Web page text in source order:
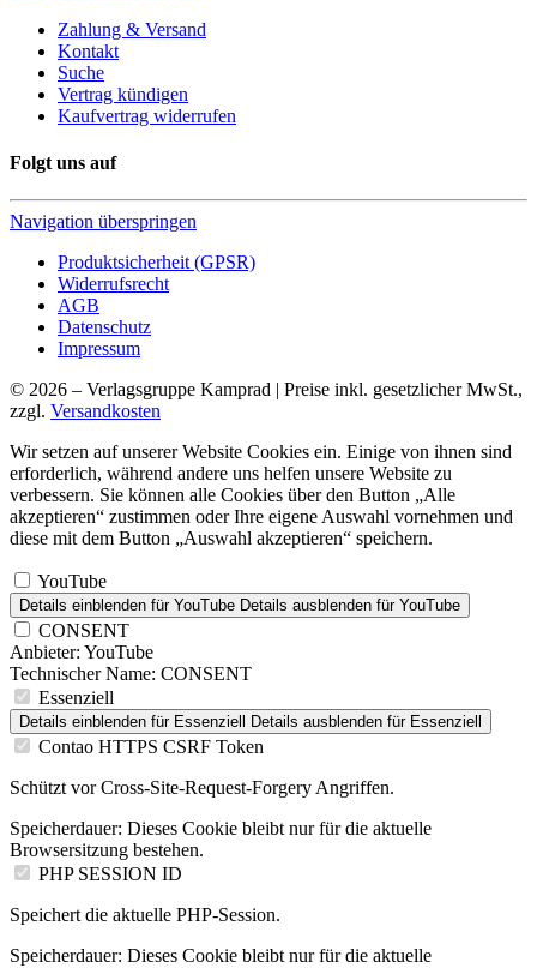
Zahlung & Versand
Kontakt
Suche
Vertrag kündigen
Kaufvertrag widerrufen
Folgt uns auf
Navigation überspringen
Produktsicherheit (GPSR)
Widerrufsrecht
AGB
Datenschutz
Impressum
© 2026 – Verlagsgruppe Kamprad | Preise inkl. gesetzlicher MwSt.,
zzgl. Versandkosten
Wir setzen auf unserer Website Cookies ein. Einige von ihnen sind
erforderlich, während andere uns helfen unsere Website zu
verbessern. Sie können alle Cookies über den Button „Alle
akzeptieren“ zustimmen oder Ihre eigene Auswahl vornehmen und
diese mit dem Button „Auswahl akzeptieren“ speichern.
YouTube
Details einblenden für YouTube Details ausblenden für YouTube
CONSENT
Anbieter: YouTube
Technischer Name: CONSENT
Essenziell
Details einblenden für Essenziell Details ausblenden für Essenziell
Contao HTTPS CSRF Token
Schützt vor Cross-Site-Request-Forgery Angriffen.
Speicherdauer: Dieses Cookie bleibt nur für die aktuelle
Browsersitzung bestehen.
PHP SESSION ID
Speichert die aktuelle PHP-Session.
Speicherdauer: Dieses Cookie bleibt nur für die aktuelle